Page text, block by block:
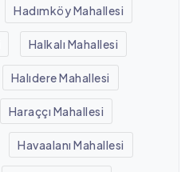
Hadımköy Mahallesi
Halkalı Mahallesi
Halıdere Mahallesi
Haraççı Mahallesi
Havaalanı Mahallesi